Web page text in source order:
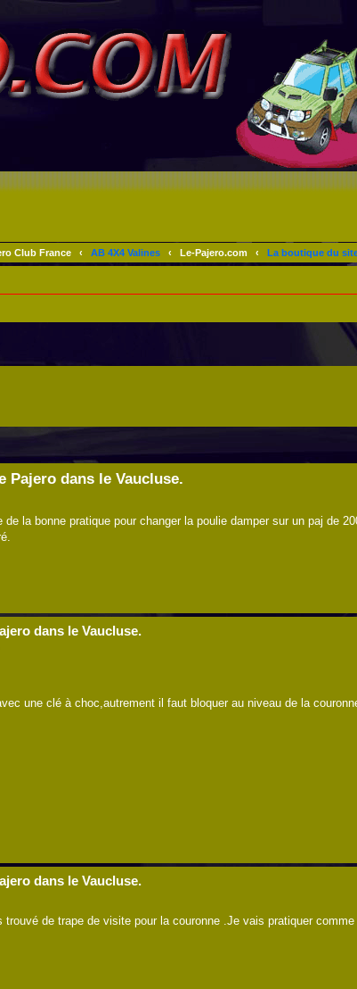
Club France ‹ AB 4X4 Valines ‹ Le-Pajero.com ‹ La boutique du
Pajero dans le Vaucluse.
de la bonne pratique pour changer la poulie damper sur un paj de
dans le Vaucluse.
une clé à choc,autrement il faut bloquer au niveau de la
dans le Vaucluse.
trouvé de trape de visite pour la couronne .Je vais pratiquer